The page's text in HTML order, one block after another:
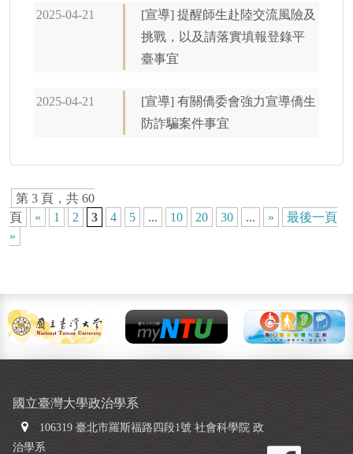
2025-04-21
[宣導] 提醒師生赴陸交流風險及
挑戰，以及請落實填報登錄平
臺事宜
2025-04-21
[宣導] 有關僑委會強力宣導僑生
防詐騙案件事宜
第 3 頁，共 60
頁
« 1 2 3 4 5 ... 10 20 30 ... »
最後一頁
»
國立臺灣大學政治學系
106319 臺北市羅斯福路四段1號 社會科學院 政
治學系